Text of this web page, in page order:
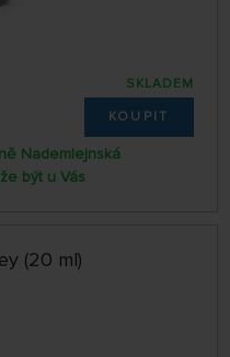
SKLADEM
KOUPIT
Nademlejnská
být u Vás
(20 ml)